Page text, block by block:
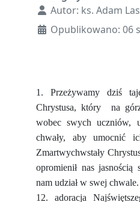
Autor: ks. Adam
Opublikowano: 06
1. Przeżywamy dziś
Chrystusa, który na
wobec swych uczniów,
chwały, aby umocnić
Zmartwychwstały
opromienił nas jasnością
nam udział w swej chwale.
12. adoracja